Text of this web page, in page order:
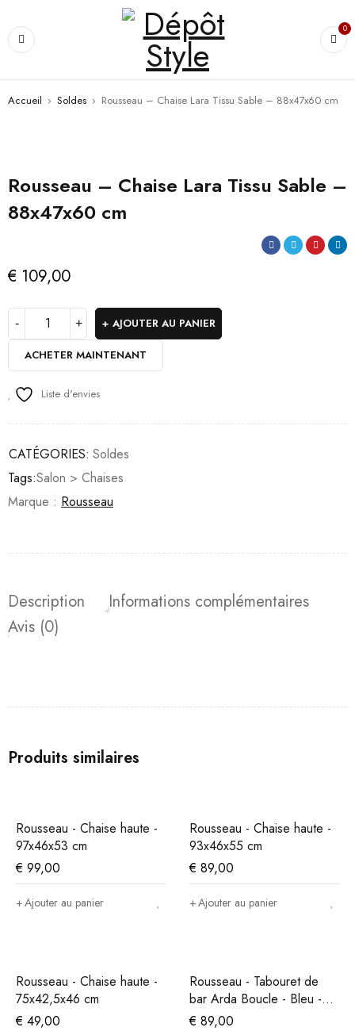
0
Accueil › Soldes › Rousseau – Chaise Lara Tissu Sable – 88x47x60 cm
Rousseau – Chaise Lara Tissu Sable –
88x47x60 cm
€ 109,00
AJOUTER AU PANIER
ACHETER MAINTENANT
Liste d'envies
CATÉGORIES: Soldes
Tags:Salon > Chaises
Marque : Rousseau
Description
Informations complémentaires
Avis (0)
Produits similaires
Rousseau - Chaise haute -
97x46x53 cm
€ 99,00
Ajouter au panier
Rousseau - Chaise haute -
93x46x55 cm
€ 89,00
Ajouter au panier
Rousseau - Chaise haute -
75x42,5x46 cm
€ 49,00
Rousseau - Tabouret de
bar Arda Boucle - Bleu -
86x49x46 cm
€ 89,00